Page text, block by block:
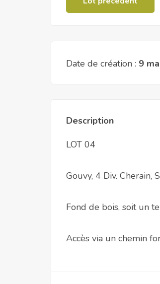
Date de création : 9
Description
LOT 04
Gouvy, 4 Div. Cherain,
Fond de bois, soit un
Accès via un chemin